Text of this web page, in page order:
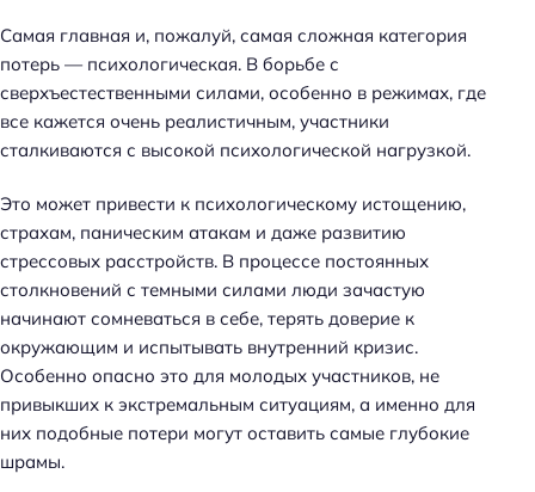
Самая главная и, пожалуй, самая сложная категория
потерь — психологическая. В борьбе с
сверхъестественными силами, особенно в режимах, где
все кажется очень реалистичным, участники
сталкиваются с высокой психологической нагрузкой.
Это может привести к психологическому истощению,
страхам, паническим атакам и даже развитию
стрессовых расстройств. В процессе постоянных
столкновений с темными силами люди зачастую
начинают сомневаться в себе, терять доверие к
окружающим и испытывать внутренний кризис.
Особенно опасно это для молодых участников, не
привыкших к экстремальным ситуациям, а именно для
них подобные потери могут оставить самые глубокие
шрамы.